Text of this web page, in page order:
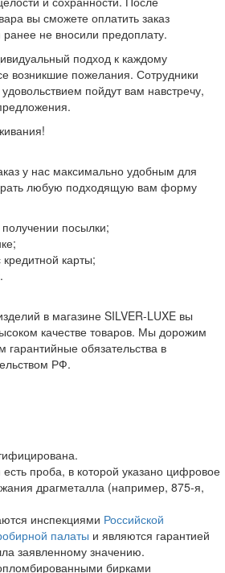
вы сможете оплатить заказ
не вносили предоплату.
подход к каждому
возникшие пожелания. Сотрудники
пойдут вам навстречу,
у нас максимально удобным для
любую подходящую вам форму
посылки;
карты;
в магазине SILVER-LUXE вы
качестве товаров. Мы дорожим
гарантийные обязательства в
РФ.
проба, в которой указано цифровое
драгметалла (например, 875-я,
инспекциями Российской
палаты и являются гарантией
заявленному значению.
бирками